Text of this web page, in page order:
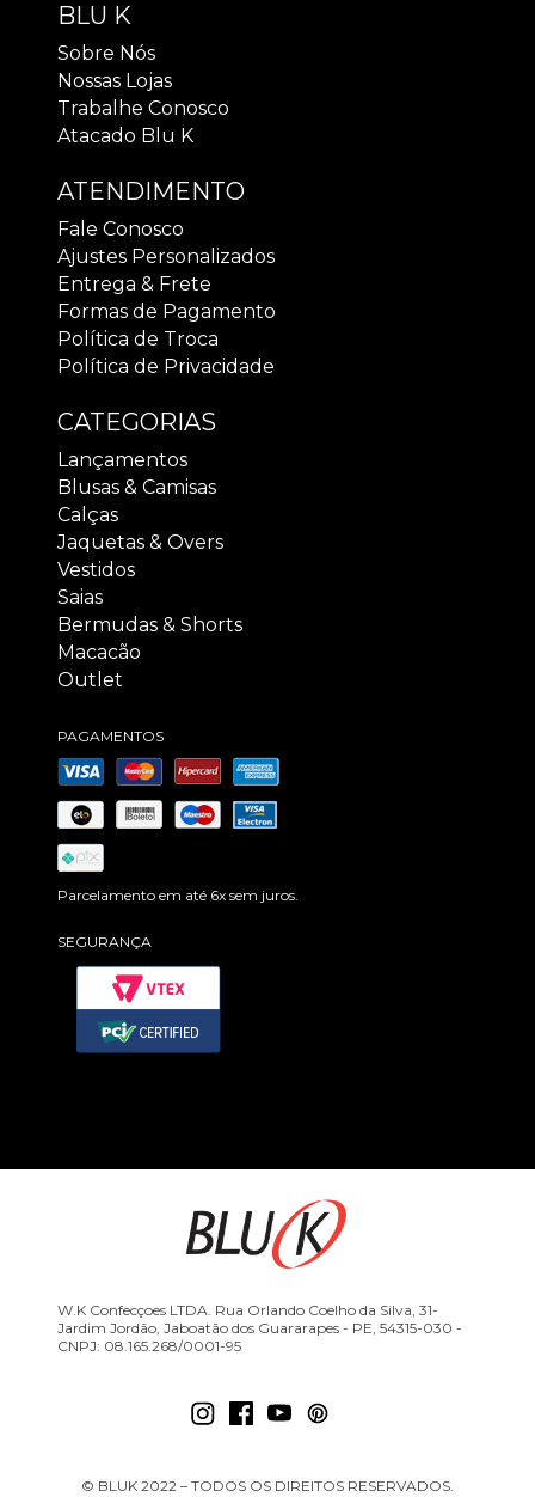
BLU K
Sobre Nós
Nossas Lojas
Trabalhe Conosco
Atacado Blu K
ATENDIMENTO
Fale Conosco
Ajustes Personalizados
Entrega & Frete
Formas de Pagamento
Política de Troca
Política de Privacidade
CATEGORIAS
Lançamentos
Blusas & Camisas
Calças
Jaquetas & Overs
Vestidos
Saias
Bermudas & Shorts
Macacão
Outlet
PAGAMENTOS
Parcelamento em até 6x sem juros.
SEGURANÇA
W.K Confecçoes LTDA. Rua Orlando Coelho da Silva, 31-
Jardim Jordão, Jaboatão dos Guararapes - PE, 54315-030 -
CNPJ: 08.165.268/0001-95
© BLUK 2022 – TODOS OS DIREITOS RESERVADOS.